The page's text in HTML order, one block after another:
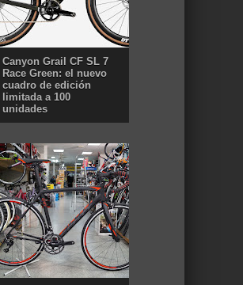
Canyon Grail CF SL 7
Race Green: el nuevo
cuadro de edición
limitada a 100
unidades